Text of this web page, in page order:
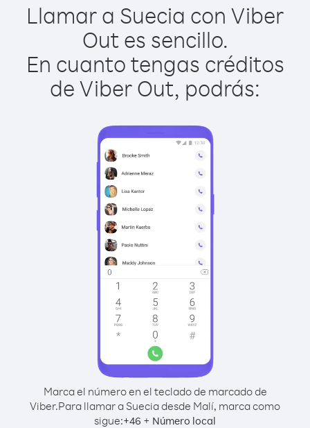
Llamar a Suecia con Viber
Out es sencillo.
En cuanto tengas créditos
de Viber Out, podrás:
Marca el número en el teclado de marcado de
Viber.Para llamar a Suecia desde Malí, marca como
sigue:+46 + Número local